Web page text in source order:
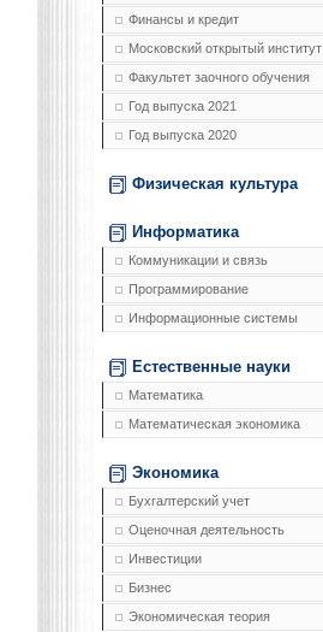
Финансы и кредит
Московский открытый институт
Факультет заочного обучения
Год выпуска 2021
Год выпуска 2020
Физическая культура
Информатика
Коммуникации и связь
Программирование
Информационные системы
Естественные науки
Математика
Математическая экономика
Экономика
Бухгалтерский учет
Оценочная деятельность
Инвестиции
Бизнес
Экономическая теория